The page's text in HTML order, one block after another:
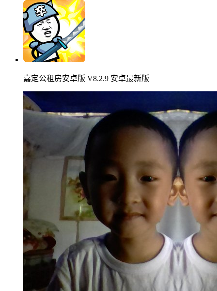
嘉定公租房安卓版 V8.2.9 安卓最新版